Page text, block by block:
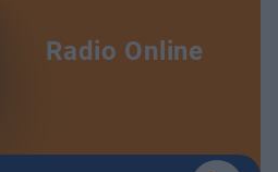
Radio Online